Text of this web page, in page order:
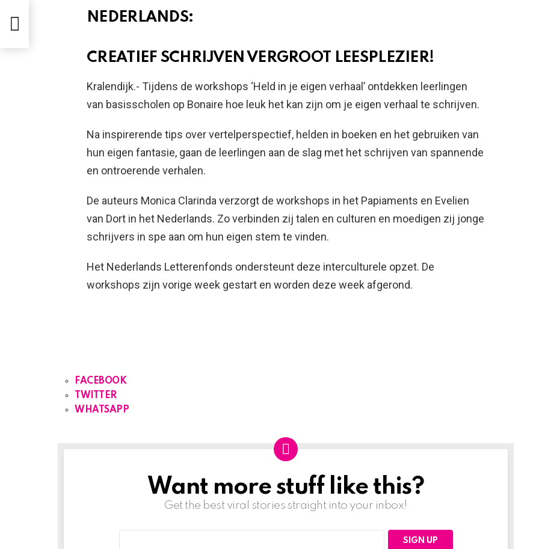
NEDERLANDS:
CREATIEF SCHRIJVEN VERGROOT LEESPLEZIER!
Kralendijk.- Tijdens de workshops ‘Held in je eigen verhaal’ ontdekken leerlingen
van basisscholen op Bonaire hoe leuk het kan zijn om je eigen verhaal te schrijven.
Na inspirerende tips over vertelperspectief, helden in boeken en het gebruiken van
hun eigen fantasie, gaan de leerlingen aan de slag met het schrijven van spannende
en ontroerende verhalen.
De auteurs Monica Clarinda verzorgt de workshops in het Papiaments en Evelien
van Dort in het Nederlands. Zo verbinden zij talen en culturen en moedigen zij jonge
schrijvers in spe aan om hun eigen stem te vinden.
Het Nederlands Letterenfonds ondersteunt deze interculturele opzet. De
workshops zijn vorige week gestart en worden deze week afgerond.
FACEBOOK
TWITTER
WHATSAPP
NEWSLETTERWant more stuff like this?
Get the best viral stories straight into your inbox!